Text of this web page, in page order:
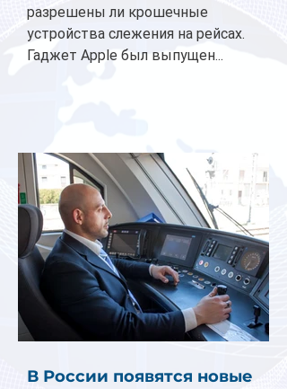
разрешены ли крошечные
устройства слежения на рейсах.
Гаджет Apple был выпущен...
В России появятся новые